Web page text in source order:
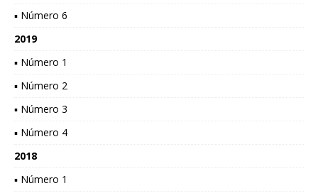
▪ Número 6
2019
▪ Número 1
▪ Número 2
▪ Número 3
▪ Número 4
2018
▪ Número 1